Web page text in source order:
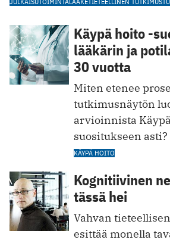
Käypä hoito -
lääkärin ja
30 vuotta
Miten etenee
tutkimusnäytön
arvioinnista
suositukseen asti?
KÄYPÄ HOITO
Kognitiivinen
tässä hei
Vahvan
esittää monella